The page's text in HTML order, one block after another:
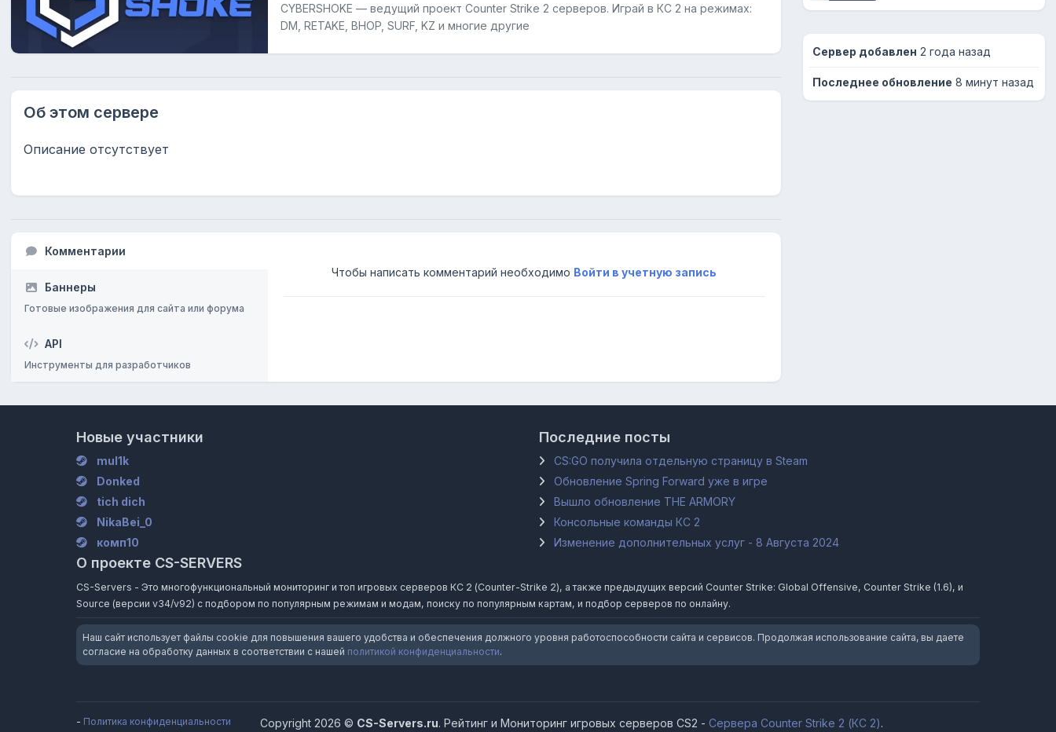
CYBERSHOKE — ведущий проект Counter Strike 2 серверов. Играй в КС 2 на режимах:
DM, RETAKE, BHOP, SURF, KZ и многие другие
Об этом сервере
Описание отсутствует
Комментарии
Баннеры
Готовые изображения для сайта или форума
API
Инструменты для разработчиков
Чтобы написать комментарий необходимо Войти в учетную запись
Сервер добавлен 2 года назад
Последнее обновление 8 минут назад
Новые участники
mul1k
Donked
tich dich
NikaBei_0
комп10
Последние посты
CS:GO получила отдельную страницу в Steam
Обновление Spring Forward уже в игре
Вышло обновление THE ARMORY
Консольные команды КС 2
Изменение дополнительных услуг - 8 Августа 2024
О проекте CS-SERVERS
CS-Servers - Это многофункциональный мониторинг и топ игровых серверов КС 2 (Counter-Strike 2), а также предыдущих версий Counter Strike: Global Offensive, Counter Strike (1.6), и
Source (версии v34/v92) с подбором по популярным режимам и модам, поиску по популярным картам, и подбор серверов по онлайну.
Наш сайт использует файлы cookie для повышения вашего удобства и обеспечения должного уровня работоспособности сайта и сервисов. Продолжая использование сайта, вы даете
согласие на обработку данных в соответствии с нашей политикой конфиденциальности.
- Политика конфиденциальности
Copyright 2026 © CS-Servers.ru. Рейтинг и Мониторинг игровых серверов CS2 - Сервера Counter Strike 2 (КС 2).